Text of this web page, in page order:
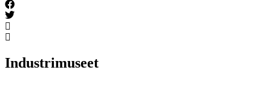
Industrimuseet